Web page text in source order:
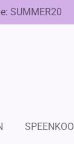
SUMMER20